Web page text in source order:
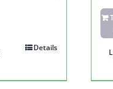
Details